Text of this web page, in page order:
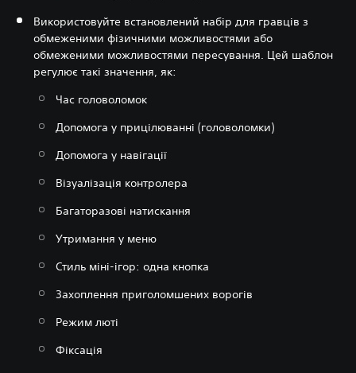
Використовуйте встановлений набір для гравців з
обмеженими фізичними можливостями або
обмеженими можливостями пересування. Цей шаблон
регулює такі значення, як:
Час головоломок
Допомога у прицілюванні (головоломки)
Допомога у навігації
Візуалізація контролера
Багаторазові натискання
Утримання у меню
Стиль міні-ігор: одна кнопка
Захоплення приголомшених ворогів
Режим люті
Фіксація